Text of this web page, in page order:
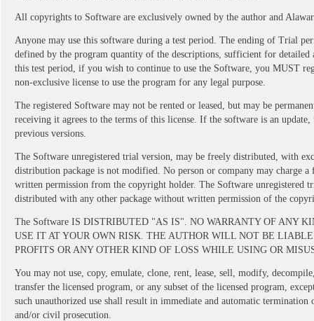
All copyrights to Software are exclusively owned by the author and
Anyone may use this software during a test period. The ending of Trial
defined by the program quantity of the descriptions, sufficient for
this test period, if you wish to continue to use the Software, you MUST
non-exclusive license to use the program for any legal purpose.
The registered Software may not be rented or leased, but may be
receiving it agrees to the terms of this license. If the software is an
previous versions.
The Software unregistered trial version, may be freely distributed, with
distribution package is not modified. No person or company may charge
written permission from the copyright holder. The Software unregistered
distributed with any other package without written permission of the
The Software IS DISTRIBUTED "AS IS". NO WARRANTY OF ANY
USE IT AT YOUR OWN RISK. THE AUTHOR WILL NOT BE
PROFITS OR ANY OTHER KIND OF LOSS WHILE USING OR
You may not use, copy, emulate, clone, rent, lease, sell, modify,
transfer the licensed program, or any subset of the licensed program,
such unauthorized use shall result in immediate and automatic
and/or civil prosecution.